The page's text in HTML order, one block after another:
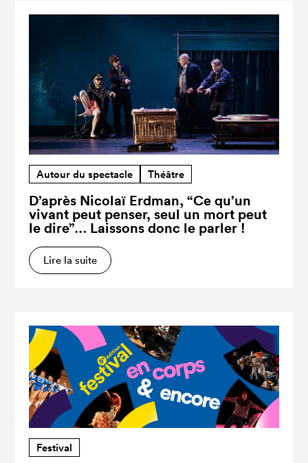
Autour du spectacle Théâtre
D’après Nicolaï Erdman, “Ce qu’un
vivant peut penser, seul un mort peut
le dire”… Laissons donc le parler !
Lire la suite
Festival